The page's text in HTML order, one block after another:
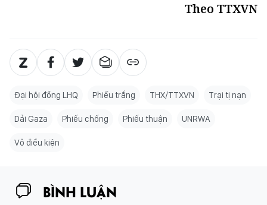
Theo TTXVN
Đại hội đồng LHQ Phiếu trắng THX/TTXVN Trại tị nạn
Dải Gaza Phiếu chống Phiếu thuận UNRWA
Vô điều kiện
BÌNH LUẬN